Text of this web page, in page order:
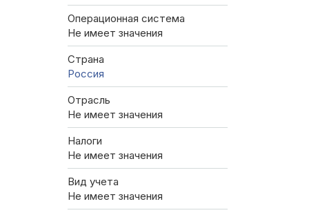
Операционная система
Не имеет значения
Страна
Россия
Отрасль
Не имеет значения
Налоги
Не имеет значения
Вид учета
Не имеет значения